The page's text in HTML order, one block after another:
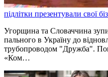
підлітки презентували свої
Угорщина та Словаччина
пального в Україну до
трубопроводом "Дружба".
«Ком…